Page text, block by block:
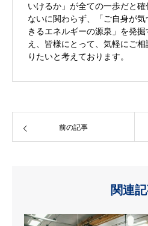
いけるか」が全ての一歩だと
ないに関わらず、「ご自身が
きるエネルギーの源泉」を発
え、皆様にとって、気軽にご
りたいと考えております。
前の記事
関連